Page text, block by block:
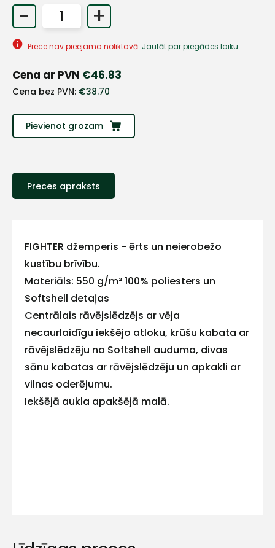
- +
Prece nav pieejama noliktavā. Jautāt par piegādes laiku
Cena ar PVN €46.83
Cena bez PVN: €38.70
Pievienot grozam
Preces apraksts
FIGHTER džemperis - ērts un neierobežo
kustību brīvību.
Materiāls: 550 g/m² 100% poliesters un
Softshell detaļas
Centrālais rāvējslēdzējs ar vēja
necaurlaidīgu iekšējo atloku, krūšu kabata ar
rāvējslēdzēju no Softshell auduma, divas
sānu kabatas ar rāvējslēdzēju un apkakli ar
vilnas oderējumu.
Iekšējā aukla apakšējā malā.
Sazinies
ar
Atbildēsim
pēc
iespējas
ātrāk
+